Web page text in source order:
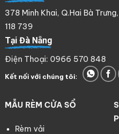
378 Minh Khai, Q.Hai Bà
118 739
Tại Đà Nẵng
Điện Thoại: 0966 570 848
Kết nối với chúng tôi:
MẪU RÈM CỬA SỔ
Rèm vải